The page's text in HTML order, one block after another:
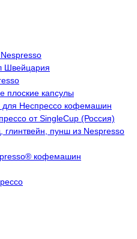
Швейцария
плоские капсулы
для Неспрессо кофемашин
от SingleCup (Россия)
глинтвейн, пунш из Nespresso
кофемашин